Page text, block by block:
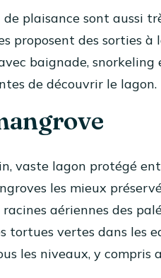
plaisance sont aussi
proposent des sorties à
baignade,
de découvrir le lagon.
vaste lagon protégé
les mieux
aériennes des
tortues vertes dans les
les niveaux, y compris